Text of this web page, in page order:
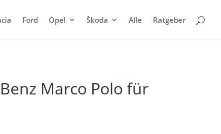
Ford Opel Škoda Alle Ratgeber
Marco Polo für